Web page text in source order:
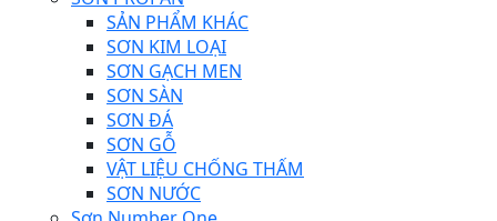
SẢN PHẨM KHÁC
SƠN KIM LOẠI
SƠN GẠCH MEN
SƠN SÀN
SƠN ĐÁ
SƠN GỖ
VẬT LIỆU CHỐNG THẤM
SƠN NƯỚC